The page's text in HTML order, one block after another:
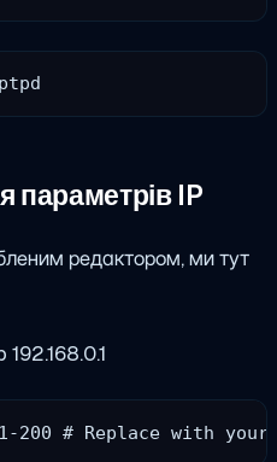
параметрів IP
редактором, ми тут
192.168.0.1
200 # Replace with